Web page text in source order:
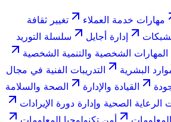
مهارات خدمة العملاء
تغيير ثقافة
إدارة أجايل
سلسلة التوريد
المهارات الشخصية والتنمية الشخصية
البشرية
التدريبات الفنية في مجال
القيادة والإدارة
الصحة والسلامة
الرعاية الصحية وإدارة دورة الإيرادات
أمن تكنولوجيا المعلومات